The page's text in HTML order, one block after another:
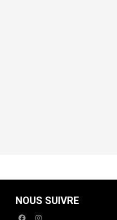
NOUS SUIVRE
facebookinstagram